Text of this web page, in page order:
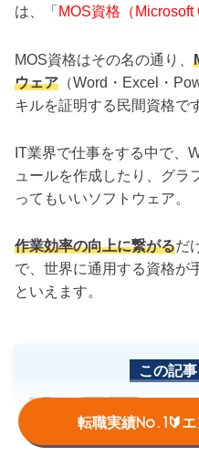
転職実績No.1🔰
は、「 MOS資格（Microsoft
MOS資格はその名の通り、
ウェア （Word・Excel・
キルを証明する民間資格で
IT業界で仕事をする中で、
ュールを作成したり、グラ
ってもいいソフトウェア。
作業効率の向上に繋がるだ
で、世界に通用する資格が
といえます。
この記
るのはな